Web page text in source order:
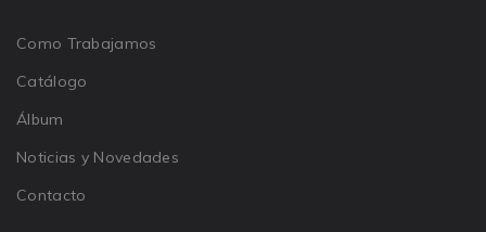
Como Trabajamos
Catálogo
Álbum
Noticias y Novedades
Contacto